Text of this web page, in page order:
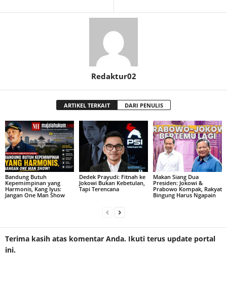
Redaktur02
ARTIKEL TERKAIT DARI PENULIS
Bandung Butuh
Kepemimpinan yang
Harmonis, Kang Iyus:
Jangan One Man Show
Dedek Prayudi: Fitnah ke
Jokowi Bukan Kebetulan,
Tapi Terencana
Makan Siang Dua
Presiden: Jokowi &
Prabowo Kompak, Rakyat
Bingung Harus Ngapain
Terima kasih atas komentar Anda. Ikuti terus update portal
ini.